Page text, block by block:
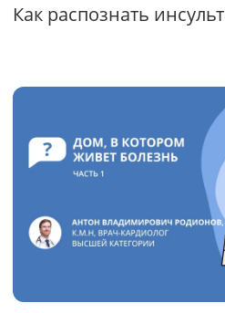
Как распознать инсульт